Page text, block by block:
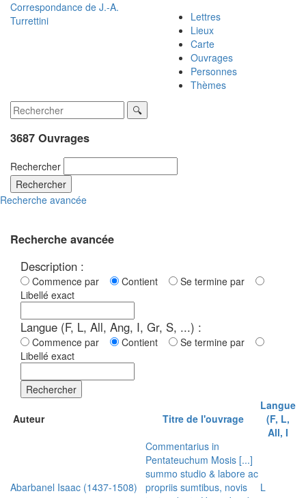
Correspondance de J.-A.
Turrettini
Lettres
Lieux
Carte
Ouvrages
Personnes
Thèmes
3687 Ouvrages
Rechercher
Rechercher
Recherche avancée
Recherche avancée
Description :
Commence par Contient
Se termine par
Libellé exact
Langue (F, L, All, Ang, I, Gr, S, ...) :
Commence par Contient
Se termine par
Libellé exact
Rechercher
Auteur Titre de l'ouvrage
Langue
(F, L,
All, I
Abarbanel Isaac (1437-1508)
Commentarius in
Pentateuchum Mosis [...]
summo studio & labore ac
propriis sumtibus, novis
L